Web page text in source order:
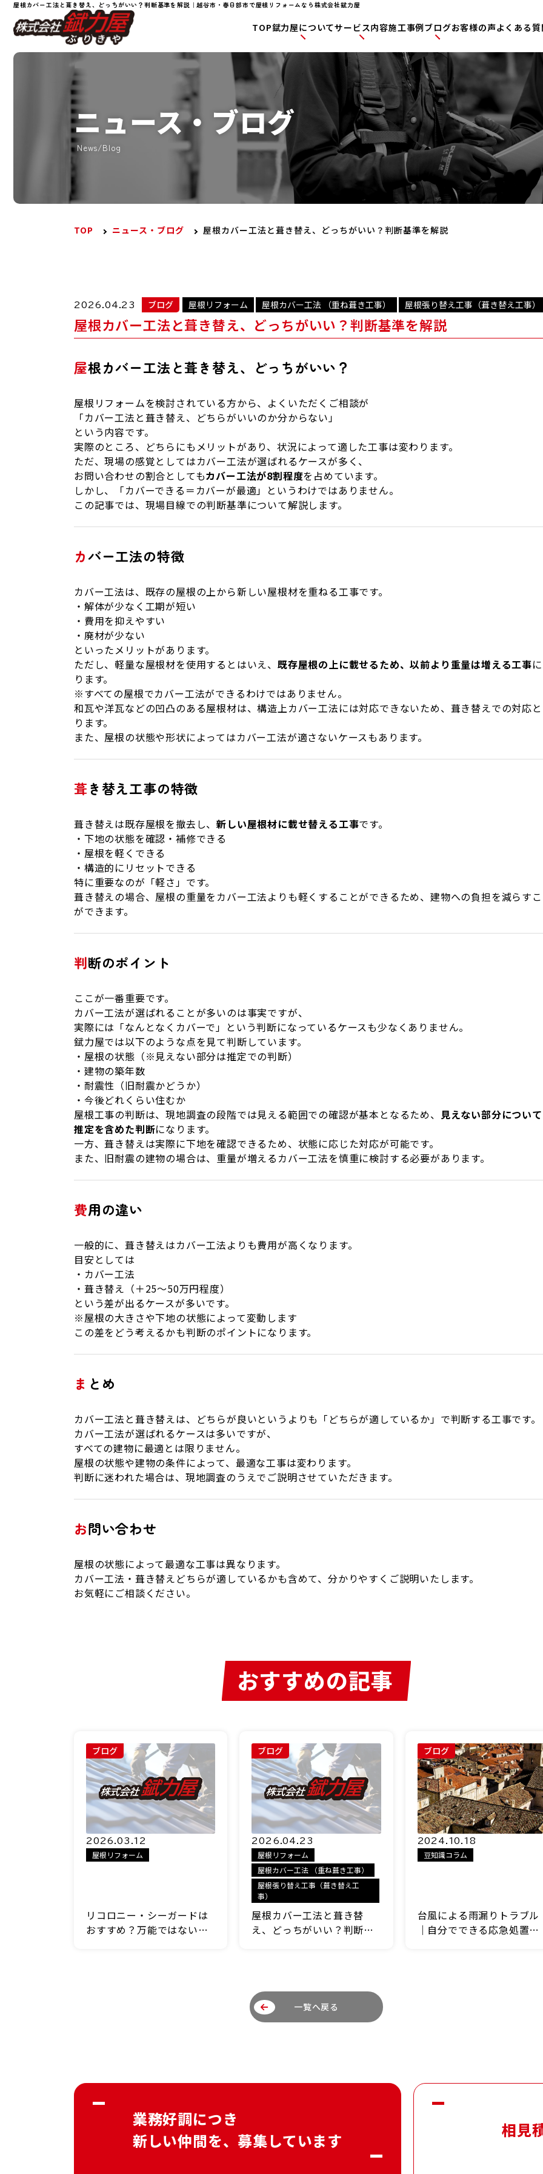
屋根カバー工法と葺き替え、どっちがいい？判断基準を解説｜越谷市・春日部市で屋根リフォームなら株式会社錻力屋
TOP錻力屋についてサービス内容施工事例ブログお客様の声よくある
ニュース・ブログ
News/Blog
TOP ニュース・ブログ 屋根カバー工法と葺き替え、どっちがいい？判断基準を解説
2026.04.23 ブログ 屋根リフォーム 屋根カバー工法 （重ね葺き工事） 屋根張り替え工事（葺き替え工事）
屋根カバー工法と葺き替え、どっちがいい？判断基準を解説
屋根カバー工法と葺き替え、どっちがいい？
屋根リフォームを検討されている方から、よくいただくご相談が
「カバー工法と葺き替え、どちらがいいのか分からない」
という内容です。
実際のところ、どちらにもメリットがあり、状況によって適した工事は変わります。
ただ、現場の感覚としてはカバー工法が選ばれるケースが多く、
お問い合わせの割合としてもカバー工法が8割程度を占めています。
しかし、「カバーできる＝カバーが最適」というわけではありません。
この記事では、現場目線での判断基準について解説します。
カバー工法の特徴
カバー工法は、既存の屋根の上から新しい屋根材を重ねる工事です。
・解体が少なく工期が短い
・費用を抑えやすい
・廃材が少ない
といったメリットがあります。
ただし、軽量な屋根材を使用するとはいえ、既存屋根の上に載せるため、以前より重量は増える工事
ります。
※すべての屋根でカバー工法ができるわけではありません。
和瓦や洋瓦などの凹凸のある屋根材は、構造上カバー工法には対応できないため、葺き替えでの対応
ります。
また、屋根の状態や形状によってはカバー工法が適さないケースもあります。
葺き替え工事の特徴
葺き替えは既存屋根を撤去し、新しい屋根材に載せ替える工事です。
・下地の状態を確認・補修できる
・屋根を軽くできる
・構造的にリセットできる
特に重要なのが「軽さ」です。
葺き替えの場合、屋根の重量をカバー工法よりも軽くすることができるため、建物への負担を減らす
ができます。
判断のポイント
ここが一番重要です。
カバー工法が選ばれることが多いのは事実ですが、
実際には「なんとなくカバーで」という判断になっているケースも少なくありません。
錻力屋では以下のような点を見て判断しています。
・屋根の状態（※見えない部分は推定での判断）
・建物の築年数
・耐震性（旧耐震かどうか）
・今後どれくらい住むか
屋根工事の判断は、現地調査の段階では見える範囲での確認が基本となるため、 見えない部分につい
推定を含めた判断になります。
一方、葺き替えは実際に下地を確認できるため、状態に応じた対応が可能です。
また、旧耐震の建物の場合は、重量が増えるカバー工法を慎重に検討する必要があります。
費用の違い
一般的に、葺き替えはカバー工法よりも費用が高くなります。
目安としては
・カバー工法
・葺き替え（＋25〜50万円程度）
という差が出るケースが多いです。
※屋根の大きさや下地の状態によって変動します
この差をどう考えるかも判断のポイントになります。
まとめ
カバー工法と葺き替えは、どちらが良いというよりも「どちらが適しているか」で判断する工事です。
カバー工法が選ばれるケースは多いですが、
すべての建物に最適とは限りません。
屋根の状態や建物の条件によって、最適な工事は変わります。
判断に迷われた場合は、現地調査のうえでご説明させていただきます。
お問い合わせ
屋根の状態によって最適な工事は異なります。
カバー工法・葺き替えどちらが適しているかも含めて、分かりやすくご説明いたします。
お気軽にご相談ください。
おすすめの記事
ブログ
2026.03.12
屋根リフォーム
リコロニー・シーガードは
おすすめ？万能ではない差
ブログ
2026.04.23
屋根リフォーム
屋根カバー工法 （重ね葺き工事）
屋根張り替え工事（葺き替え工
事）
屋根カバー工法と葺き替
え、どっちがいい？判断基
ブログ
2024.10.18
豆知識コラム
台風による雨漏りトラブル
｜自分でできる応急処置と
一覧へ戻る
相見
業務好調につき
新しい仲間を、募集しています